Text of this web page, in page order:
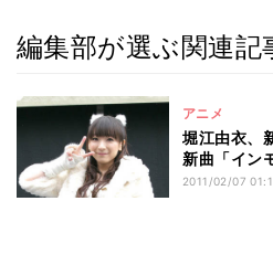
編集部が選ぶ関連記
アニメ
堀江由衣、
新曲「イン
2011/02/07